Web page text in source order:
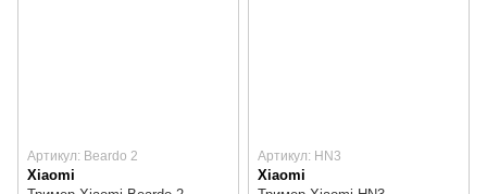
Артикул: Beardo 2
Xiaomi
Артикул: HN3
Xiaomi